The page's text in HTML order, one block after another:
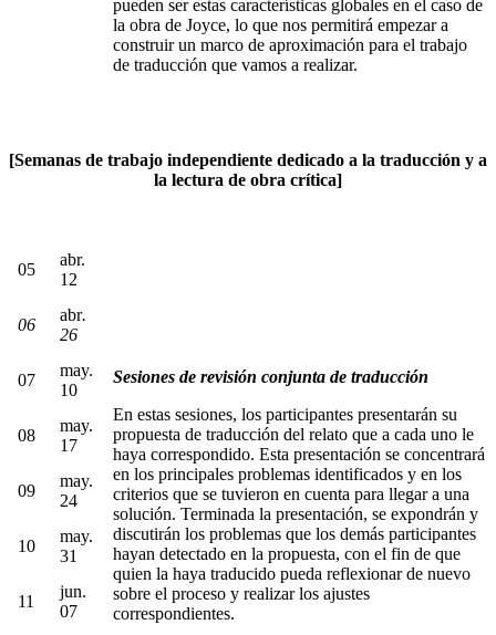
pueden ser estas características globales en el caso de
la obra de Joyce, lo que nos permitirá empezar a
construir un marco de aproximación para el trabajo
de traducción que vamos a realizar.
[Semanas de trabajo independiente dedicado a la traducción y a
la lectura de obra crítica]
05
abr.
12
Sesiones de revisión conjunta de traducción
En estas sesiones, los participantes presentarán su
propuesta de traducción del relato que a cada uno le
haya correspondido. Esta presentación se concentrará
en los principales problemas identificados y en los
criterios que se tuvieron en cuenta para llegar a una
solución. Terminada la presentación, se expondrán y
discutirán los problemas que los demás participantes
hayan detectado en la propuesta, con el fin de que
quien la haya traducido pueda reflexionar de nuevo
sobre el proceso y realizar los ajustes
correspondientes.
06
abr.
26
07
may.
10
08
may.
17
09
may.
24
10
may.
31
11
jun.
07